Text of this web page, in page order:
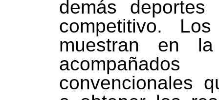
demás deportes
competitivo.
muestran en
convencionales